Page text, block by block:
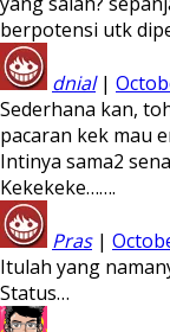
berpotensi utk
dnial|
Sederhana kan,
pacaran kek mau
Intinya sama2
Kekekeke…….
Pras|
Itulah yang
Status…